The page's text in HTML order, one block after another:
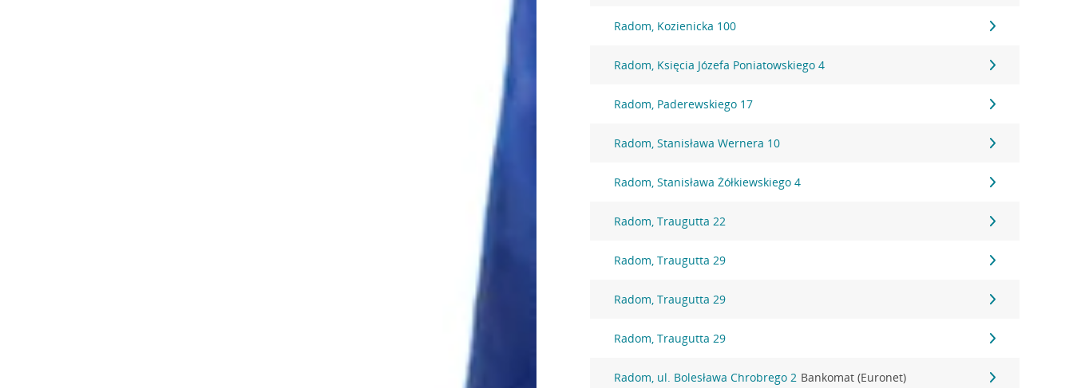
Radom, Kozienicka 100
Radom, Księcia Józefa Poniatowskiego 4
Radom, Paderewskiego 17
Radom, Stanisława Wernera 10
Radom, Stanisława Żółkiewskiego 4
Radom, Traugutta 22
Radom, Traugutta 29
Radom, Traugutta 29
Radom, Traugutta 29
Radom, ul. Bolesława Chrobrego 2 Bankomat (Euronet)